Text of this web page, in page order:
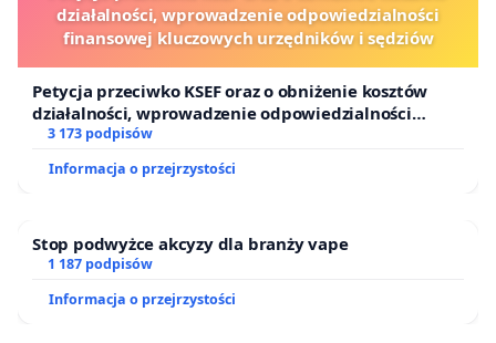
działalności, wprowadzenie odpowiedzialności
finansowej kluczowych urzędników i sędziów
Petycja przeciwko KSEF oraz o obniżenie kosztów
działalności, wprowadzenie odpowiedzialności
finansowej kluczowych urzędników i sędziów
3 173 podpisów
Informacja o przejrzystości
Stop podwyżce akcyzy dla branży vape
1 187 podpisów
Informacja o przejrzystości